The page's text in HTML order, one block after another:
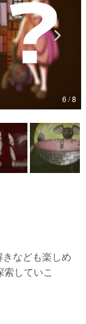
ムにまつわる言葉
文化史研究家・タ
6 / 8
なども楽しめ
していこ